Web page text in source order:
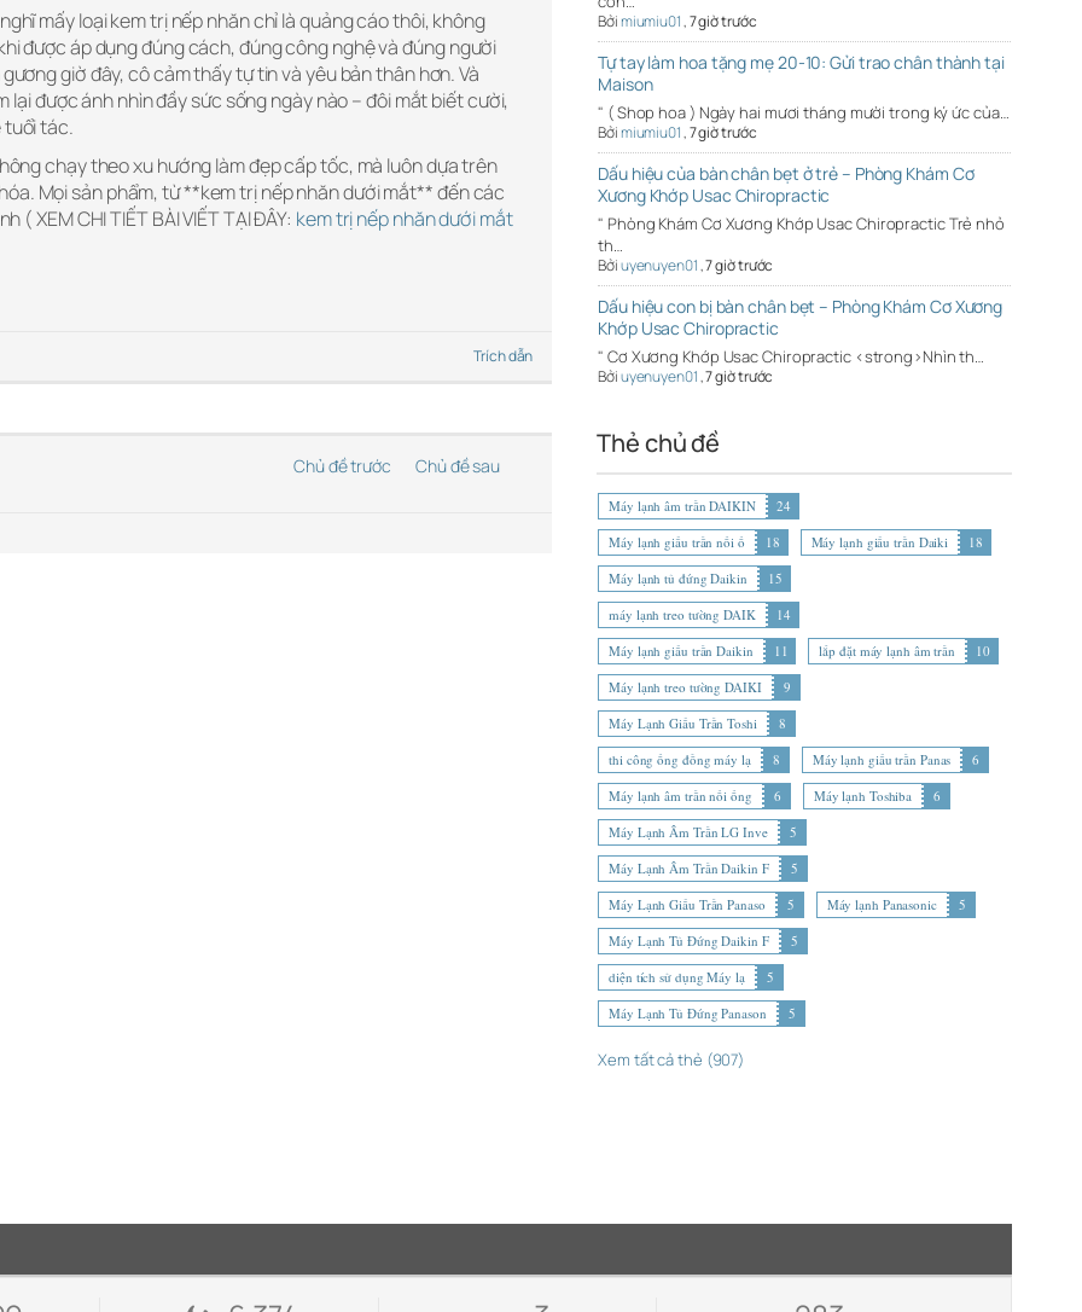
mấy loại kem trị nếp nhăn chỉ là quảng cáo thôi, không
được áp dụng đúng cách, đúng công nghệ và đúng người
giờ đây, cô cảm thấy tự tin và yêu bản thân hơn. Và
lại được ánh nhìn đầy sức sống ngày nào – đôi mắt biết cười,
tuổi tác.
chạy theo xu hướng làm đẹp cấp tốc, mà luôn dựa trên
Mọi sản phẩm, từ **kem trị nếp nhăn dưới mắt** đến các
( XEM CHI TIẾT BÀI VIẾT TẠI ĐÂY: kem trị nếp nhăn dưới mắt
Trích dẫn
Chủ đề trước Chủ đề sau
Bởimiumiu01,7 giờ trước
Tự tay làm hoa tặng mẹ 20-10: Gửi trao chân thành tại
Maison
" ( Shop hoa ) Ngày hai mươi tháng mười trong ký ức của…
Bởimiumiu01,7 giờ trước
Dấu hiệu của bàn chân bẹt ở trẻ – Phòng Khám Cơ
Xương Khớp Usac Chiropractic
" Phòng Khám Cơ Xương Khớp Usac Chiropractic Trẻ nhỏ
th…
Bởiuyenuyen01,7 giờ trước
Dấu hiệu con bị bàn chân bẹt – Phòng Khám Cơ Xương
Khớp Usac Chiropractic
" Cơ Xương Khớp Usac Chiropractic <strong>Nhìn th…
Bởiuyenuyen01,7 giờ trước
Thẻ chủ đề
Máy lạnh âm trần DAIKIN
24
Máy lạnh giấu trần nối ố
18 Máy lạnh giấu trần Daiki
18
Máy lạnh tủ đứng Daikin
15
máy lạnh treo tường DAIK
14
Máy lạnh giấu trần Daikin
11 lắp đặt máy lạnh âm trần
10
Máy lạnh treo tường DAIKI
9
Máy Lạnh Giấu Trần Toshi
8
thi công ống đồng máy lạ
8 Máy lạnh giấu trần Panas
6
Máy lạnh âm trần nối ống
6 Máy lạnh Toshiba
6
Máy Lạnh Âm Trần LG Inve
5
Máy Lạnh Âm Trần Daikin F
5
Máy Lạnh Giấu Trần Panaso
5 Máy lạnh Panasonic
5
Máy Lạnh Tủ Đứng Daikin F
5
diện tích sử dụng Máy lạ
5
Máy Lạnh Tủ Đứng Panason
5
Xem tất cả thẻ (907)